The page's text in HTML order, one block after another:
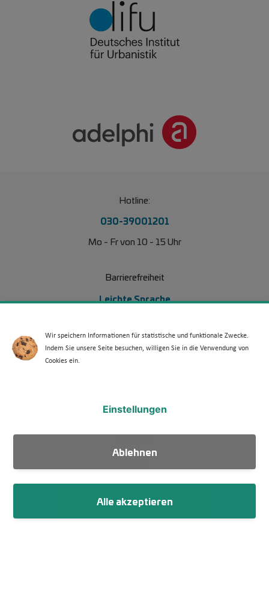
Hotline:
030-39001201
Mo - Fr von 10 - 15 Uhr
Barrierefreiheit
Leichte Sprache
Barriere melden
Über uns
Newsletter abonnieren
Wir speichern Informationen für statistische und funktionale Zwecke.
Indem Sie unsere Seite besuchen, willigen Sie in die Verwendung von
Cookies ein.
Ablehnen
Einstellungen
Alle akzeptieren